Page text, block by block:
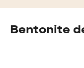
Bentonite